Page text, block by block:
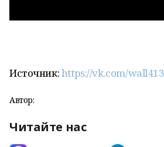
Источник:https://vk.com/
Автор:
Читайте нас